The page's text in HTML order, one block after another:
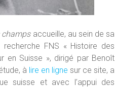
champsaccueille, au sein de sa
FNS « Histoire des
en Suisse », dirigé par Benoît
à lire en ligne sur ce site, a
suisse et avec l’appui des